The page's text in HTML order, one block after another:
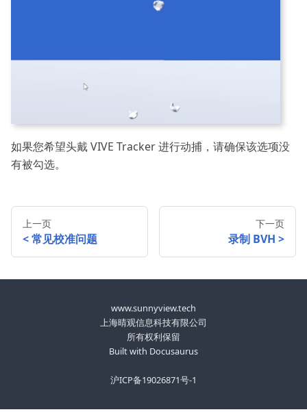
如果您希望头戴 VIVE Tracker 进行动捕，请确保该选项没
有被勾选。
上一页
常见校准问题
下一页
录制 BVH
www.sunnyview.tech
上海晴观信息科技有限公司
所有权利保留
Built with Docusaurus
沪ICP备19026871号-1